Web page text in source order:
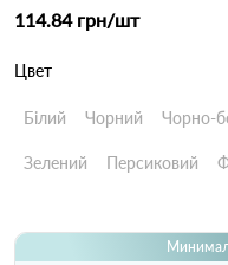
114.84 грн/шт
Цвет
Білий Чорний Чорно-
Зелений Персиковий